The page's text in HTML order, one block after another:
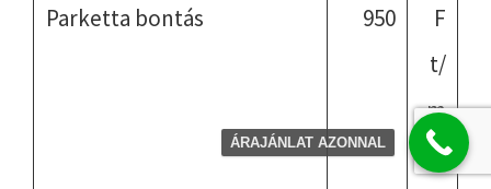
Parketta bontás 950
F
t/
m
2
ÁRAJÁNLAT AZONNAL